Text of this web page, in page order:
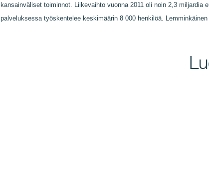
kansainväliset toiminnot. Liikevaihto vuonna 2011 oli noin 2,3
palveluksessa työskentelee keskimäärin 8 000 henkilöä.